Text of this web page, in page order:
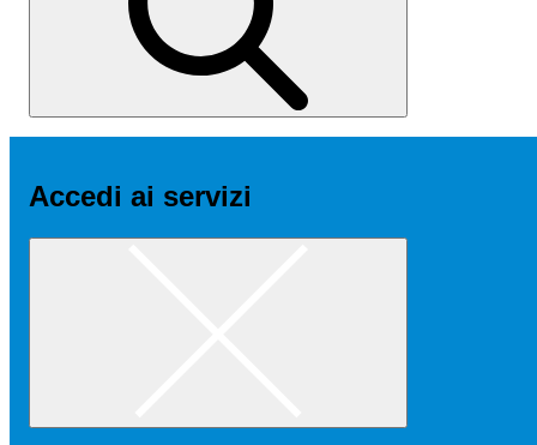
Accedi ai servizi